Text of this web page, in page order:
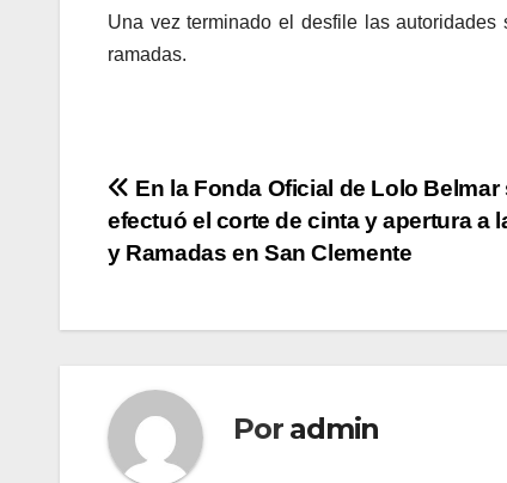
Una vez terminado el desfile las
ramadas.
Navegación
de
En la Fonda Oficial de Lolo Belmar
efectuó el corte de cinta y apertura a
y Ramadas en San Clemente
Por admin